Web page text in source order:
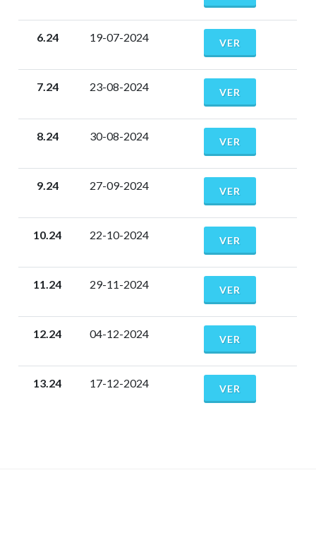
6.24 19-07-2024 VER
7.24 23-08-2024 VER
8.24 30-08-2024 VER
9.24 27-09-2024 VER
10.24 22-10-2024 VER
11.24 29-11-2024 VER
12.24 04-12-2024 VER
13.24 17-12-2024 VER